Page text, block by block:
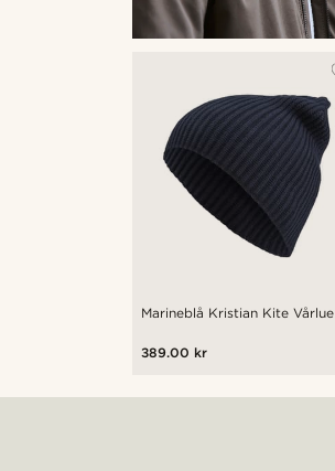
Marineblå Kristian Kite Vårlue
389.00 kr